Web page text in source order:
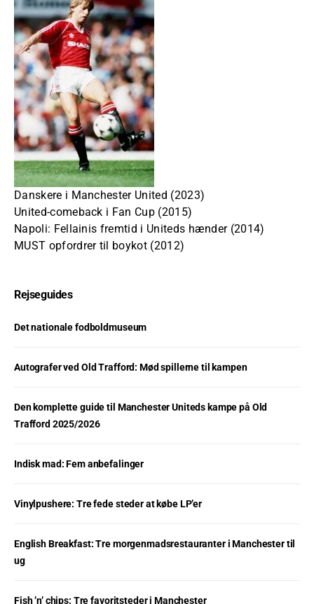
Danskere i Manchester United (2023)
United-comeback i Fan Cup (2015)
Napoli: Fellainis fremtid i Uniteds hænder (2014)
MUST opfordrer til boykot (2012)
Rejseguides
Det nationale fodboldmuseum
Autografer ved Old Trafford: Mød spillerne til kampen
Den komplette guide til Manchester Uniteds kampe på Old
Trafford 2025/2026
Indisk mad: Fem anbefalinger
Vinylpushere: Tre fede steder at købe LP’er
English Breakfast: Tre morgenmadsrestauranter i Manchester til
ug
Fish ’n’ chips: Tre favoritsteder i Manchester